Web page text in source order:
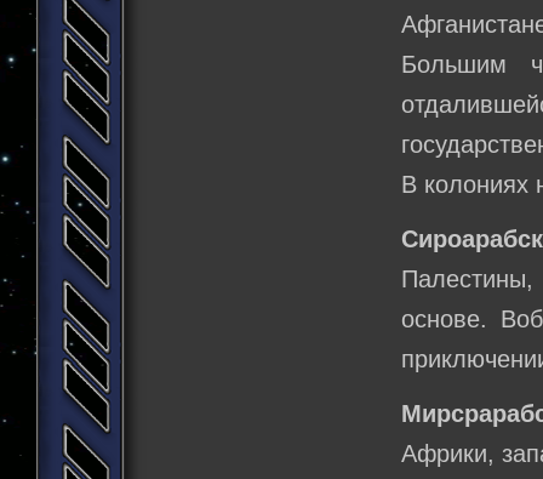
Большим
В колониях
основе.
Африки,